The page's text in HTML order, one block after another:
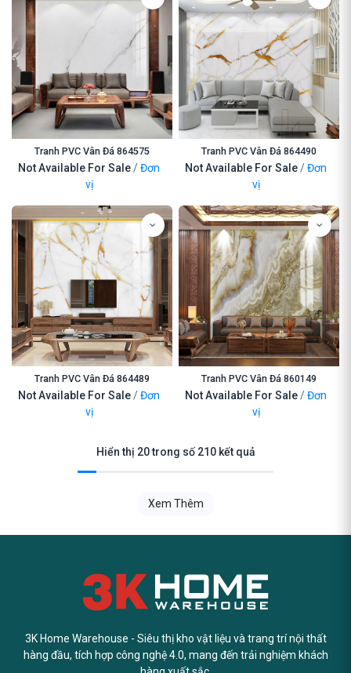
Tranh PVC Vân Đá 864575
Not Available For Sale/Đơn
vị
Tranh PVC Vân Đá 864490
Not Available For Sale/Đơn
vị
Tranh PVC Vân Đá 864489
Not Available For Sale/Đơn
vị
Tranh PVC Vân Đá 860149
Not Available For Sale/Đơn
vị
Hiển thị 20 trong số 210 kết quả
Xem Thêm
3K Home Warehouse - Siêu thị kho vật liệu và trang trí nội thất
hàng đầu, tích hợp công nghệ 4.0, mang đến trải nghiệm khách